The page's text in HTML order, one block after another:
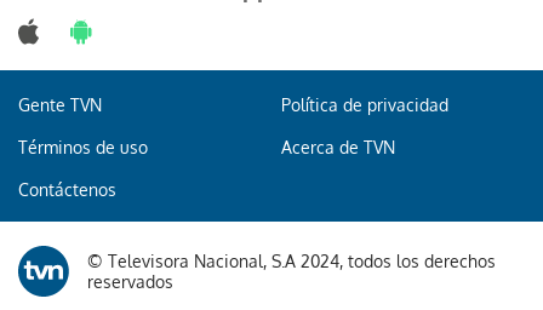
Gente TVN Política de privacidad
Términos de uso Acerca de TVN
Contáctenos
© Televisora Nacional, S.A 2024, todos los derechos
reservados